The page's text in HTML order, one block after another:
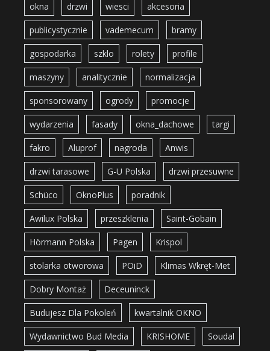
okna drzwi wiesci akcesoria
publicystycznie vademecum bramy
gospodarka szklo rolety profile
maszyny analitycznie normalizacja
sponsorowany ogrody promocje
wydarzenia fasady okna_dachowe targi
fakro Aluprof nagroda Anwis
drzwi tarasowe G-U Polska drzwi przesuwne
Schüco OknoPlus poradnik
Awilux Polska przeszklenia Saint-Gobain
Hörmann Polska Pagen Krispol
stolarka otworowa POiD Klimas Wkręt-Met
Dobry Montaż Deceuninck
Budujesz Dla Pokoleń kwartalnik OKNO
Wydawnictwo Bud Media KRISHOME Soudal